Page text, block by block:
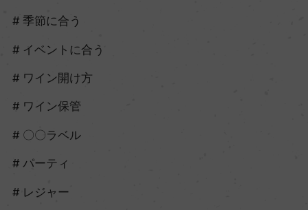
季節に合う
イベントに合う
ワイン開け方
ワイン保管
〇〇ラベル
パーティ
レジャー